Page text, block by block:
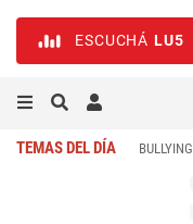
ESCUCHÁ LU5
TEMAS DEL DÍA BULLYING